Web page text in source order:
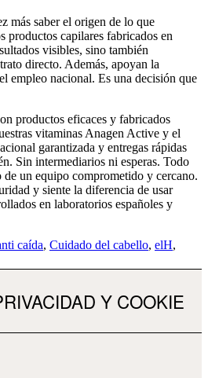
más saber el origen de lo que
productos capilares fabricados en
visibles, sino también
directo. Además, apoyan la
empleo nacional. Es una decisión que
productos eficaces y fabricados
vitaminas Anagen Active y el
garantizada y entregas rápidas
Sin intermediarios ni esperas. Todo
de un equipo comprometido y cercano.
y siente la diferencia de usar
en laboratorios españoles y
caída, Cuidado del cabello, elH,
Y COOKIE